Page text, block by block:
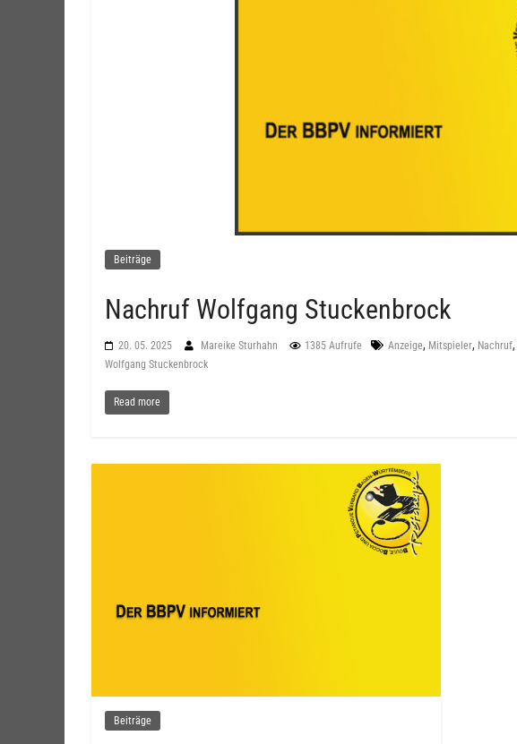
Beiträge
Nachruf Wolfgang Stuckenbrock
20. 05. 2025 Mareike Sturhahn 1385 Aufrufe Anzeige, Mitspieler, Nachruf,
Wolfgang Stuckenbrock
Read more
Beiträge